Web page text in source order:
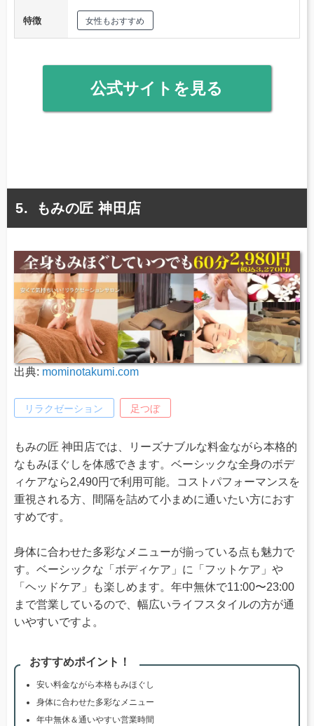
特徴 女性もおすすめ
公式サイトを見る
もみの匠 神田店
出典: mominotakumi.com
リラクゼーション 足つぼ
もみの匠 神田店では、リーズナブルな料金ながら本格的
なもみほぐしを体感できます。ベーシックな全身のボデ
ィケアなら2,490円で利用可能。コストパフォーマンスを
重視される方、間隔を詰めて小まめに通いたい方におす
すめです。
身体に合わせた多彩なメニューが揃っている点も魅力で
す。ベーシックな「ボディケア」に「フットケア」や
「ヘッドケア」も楽しめます。年中無休で11:00〜23:00
まで営業しているので、幅広いライフスタイルの方が通
いやすいですよ。
おすすめポイント！
安い料金ながら本格もみほぐし
身体に合わせた多彩なメニュー
年中無休＆通いやすい営業時間